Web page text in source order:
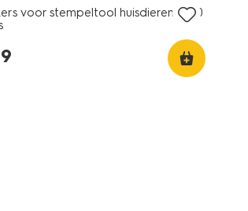
voor stempeltool huisdieren - 160